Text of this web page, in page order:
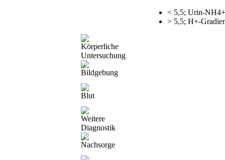
< 5,5; Urin-
> 5,5; H+-
Körperliche
Untersuchung
Bildgebung
Blut
Weitere
Diagnostik
Nachsorge